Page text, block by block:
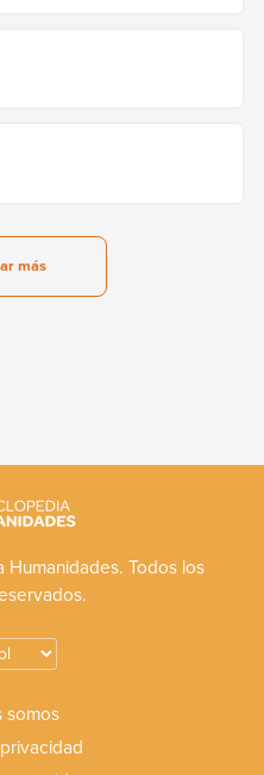
más
Todos los
somos